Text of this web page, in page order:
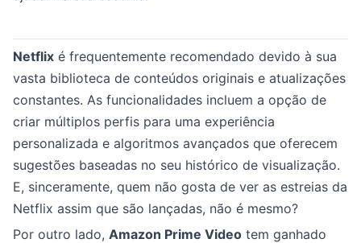
Netflix é frequentemente recomendado devido à sua
vasta biblioteca de conteúdos originais e atualizações
constantes. As funcionalidades incluem a opção de
criar múltiplos perfis para uma experiência
personalizada e algoritmos avançados que oferecem
sugestões baseadas no seu histórico de visualização.
E, sinceramente, quem não gosta de ver as estreias da
Netflix assim que são lançadas, não é mesmo?
Por outro lado, Amazon Prime Video tem ganhado